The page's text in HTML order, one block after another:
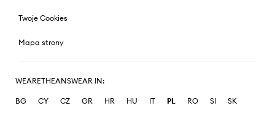
Twoje Cookies
Mapa strony
WEARETHEANSWEAR IN:
BG CY CZ GR HR HU IT PL RO SI
SK